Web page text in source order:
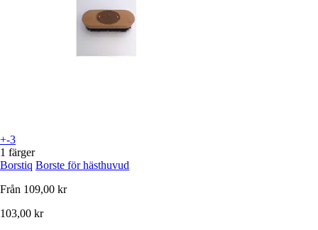
+-3
1 färger
Borstiq Borste för hästhuvud
Från 109,00 kr
103,00 kr